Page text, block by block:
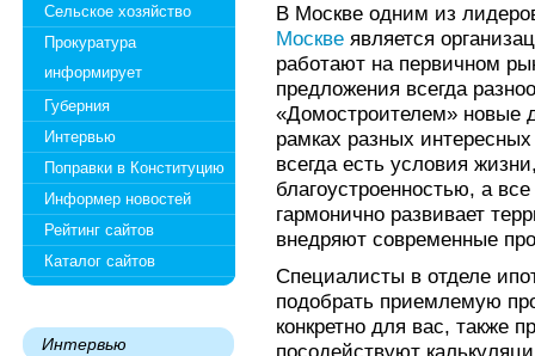
Сельское хозяйство
Прокуратура
информирует
Губерния
Интервью
Поправки в Конституцию
Информер новостей
Рейтинг сайтов
Каталог сайтов
Интервью
В Москве одним из
Москве является
работают на первичном
предложения всегда
«Домостроителем» новые
рамках разных
всегда есть условия
благоустроенностью, а
гармонично развивает
внедряют современные
Специалисты в отделе
подобрать приемлемую
конкретно для вас, также
посодействуют